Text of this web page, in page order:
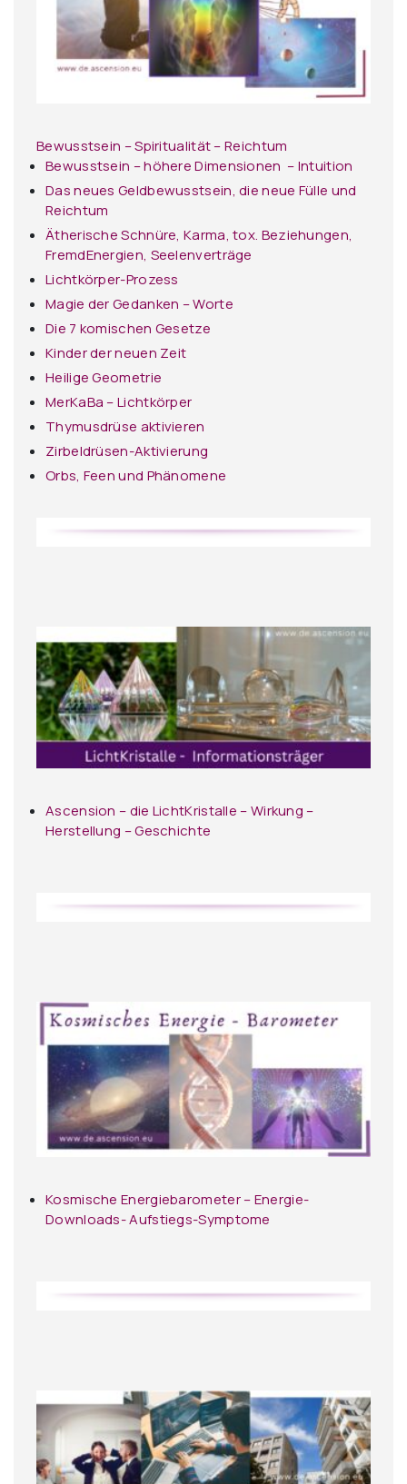
Bewusstsein – Spiritualität – Reichtum
Bewusstsein – höhere Dimensionen – Intuition
Das neues Geldbewusstsein, die neue Fülle und
Reichtum
Ätherische Schnüre, Karma, tox. Beziehungen,
FremdEnergien, Seelenverträge
Lichtkörper-Prozess
Magie der Gedanken – Worte
Die 7 komischen Gesetze
Kinder der neuen Zeit
Heilige Geometrie
MerKaBa – Lichtkörper
Thymusdrüse aktivieren
Zirbeldrüsen-Aktivierung
Orbs, Feen und Phänomene
Ascension – die LichtKristalle – Wirkung –
Herstellung – Geschichte
Kosmische Energiebarometer – Energie-
Downloads- Aufstiegs-Symptome